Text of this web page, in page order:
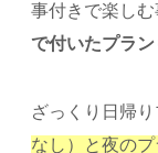
事付きで楽しむ
で付いたプラン
ざっくり日帰
なし）と夜の